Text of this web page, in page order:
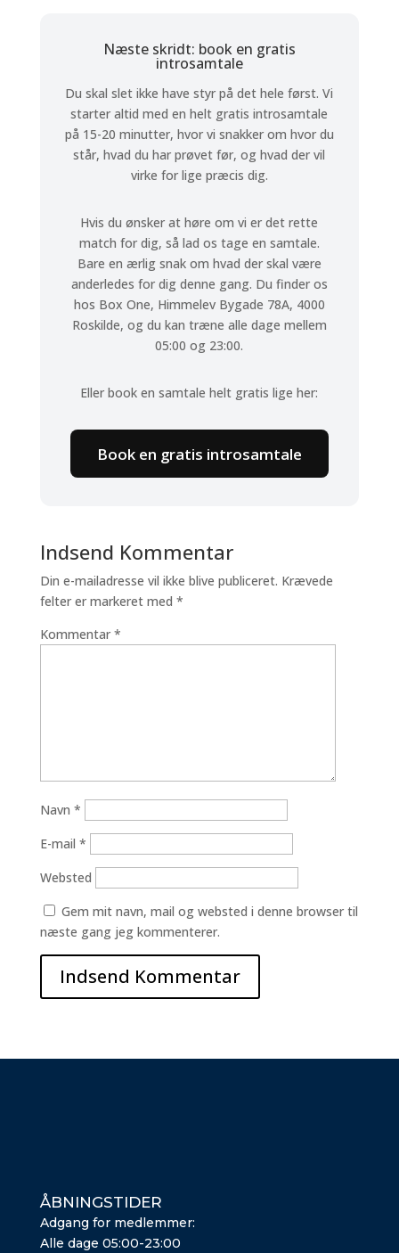
Næste skridt: book en gratis
introsamtale
Du skal slet ikke have styr på det hele først. Vi
starter altid med en helt gratis introsamtale
på 15-20 minutter, hvor vi snakker om hvor du
står, hvad du har prøvet før, og hvad der vil
virke for lige præcis dig.
Hvis du ønsker at høre om vi er det rette
match for dig, så lad os tage en samtale.
Bare en ærlig snak om hvad der skal være
anderledes for dig denne gang. Du finder os
hos Box One, Himmelev Bygade 78A, 4000
Roskilde, og du kan træne alle dage mellem
05:00 og 23:00.
Eller book en samtale helt gratis lige her:
Book en gratis introsamtale
Indsend Kommentar
Din e-mailadresse vil ikke blive publiceret. Krævede
felter er markeret med *
Kommentar *
Navn *
E-mail *
Websted
Gem mit navn, mail og websted i denne browser til
næste gang jeg kommenterer.
ÅBNINGSTIDER
Adgang for medlemmer:
Alle dage 05:00-23:00